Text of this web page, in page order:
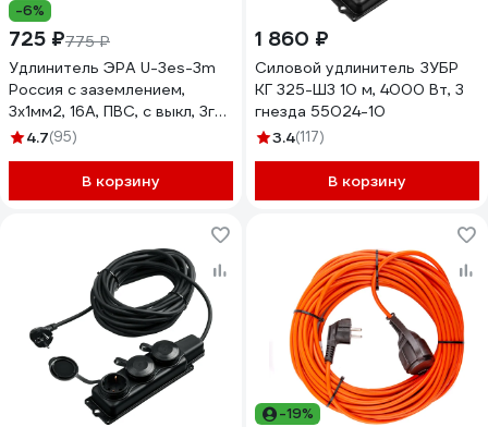
-6%
725 ₽775 ₽
Удлинитель ЭРА U-3es-3m
Россия с заземлением,
3x1мм2, 16A, ПВС, с выкл, 3гн,
3м Б0028378
4.7(95)
В корзину
1 860 ₽
Силовой удлинитель ЗУБР
КГ 325-Ш3 10 м, 4000 Вт, 3
гнезда 55024-10
3.4(117)
В корзину
-19%